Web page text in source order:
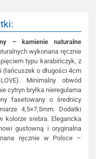
– kamienie naturalne
wykonana ręcznie
typu karabińczyk, z
o długości 4cm
Minimalny obwód
cytryn bryłka nieregularna
fasetowany o średnicy
4,5×7,5mm. Dodatki
kolorze srebra. Elegancka
gustowną i oryginalna
ręcznie w Polsce –